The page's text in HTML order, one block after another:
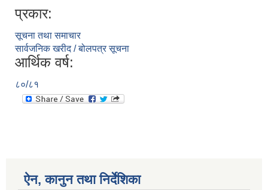
प्रकार:
सूचना तथा समाचार
सार्वजनिक खरीद / बोलपत्र सूचना
आर्थिक वर्ष:
८०/८१
ऐन, कानुन तथा निर्देशिका